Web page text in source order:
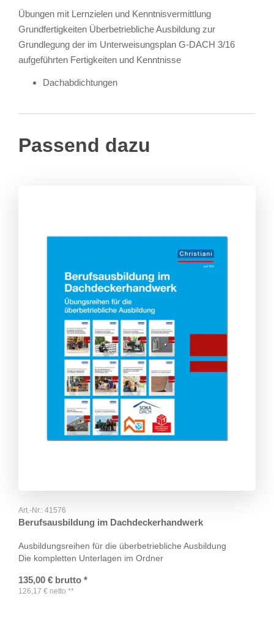
Übungen mit Lernzielen und Kenntnisvermittlung
Grundfertigkeiten Überbetriebliche Ausbildung zur
Grundlegung der im Unterweisungsplan G-DACH 3/16
aufgeführten Fertigkeiten und Kenntnisse
Dachabdichtungen
Passend dazu
Art.-Nr.: 41576
Berufsausbildung im Dachdeckerhandwerk
Ausbildungsreihen für die überbetriebliche Ausbildung
Die kompletten Unterlagen im Ordner
135,00 € brutto *
126,17 € netto **